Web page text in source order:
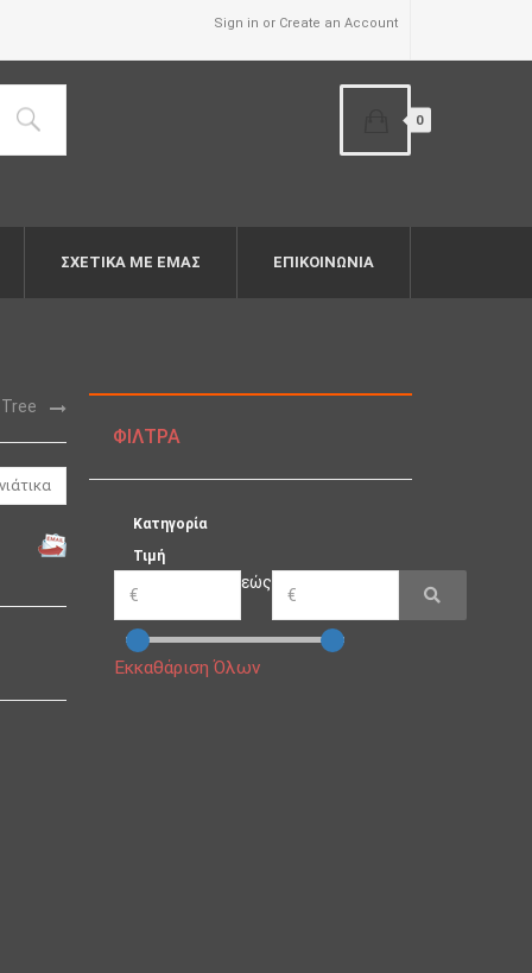
Sign in or Create an Account
0
ΣΧΕΤΙΚΆ ΜΕ ΕΜΆΣ ΕΠΙΚΟΙΝΩΝΙΑ
ΦΊΛΤΡΑ
Κατηγορία
Τιμή
εώς
Εκκαθάριση Όλων